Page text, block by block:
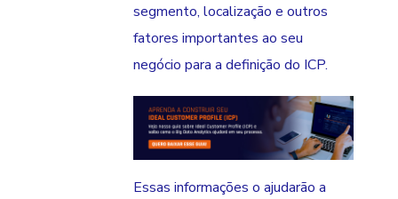
segmento, localização e outros
fatores importantes ao seu
negócio para a definição do ICP.
Essas informações o ajudarão a